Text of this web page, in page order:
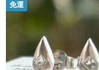
畢業後，獲得了GIA的珠寶資
在位於紐約“鑽石街”
擔任鑽石鑑定師。
同時，我創造和保存的珠寶
在活動，E-Bay等處開始銷售
免運